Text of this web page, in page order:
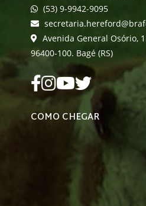
(53) 9-9942-9095
Avenida General Osório,
96400-100. Bagé (RS)
COMO CHEGAR